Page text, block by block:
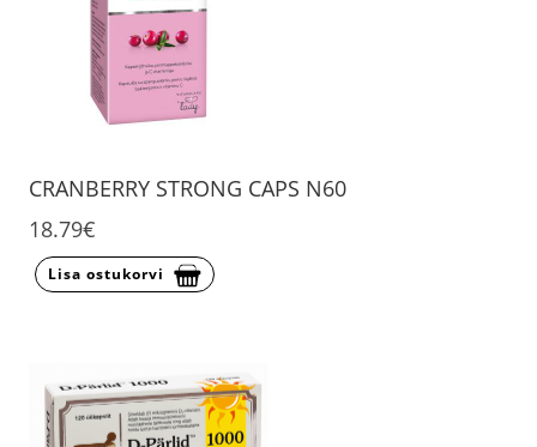
CRANBERRY STRONG CAPS N60
18.79€
Lisa ostukorvi